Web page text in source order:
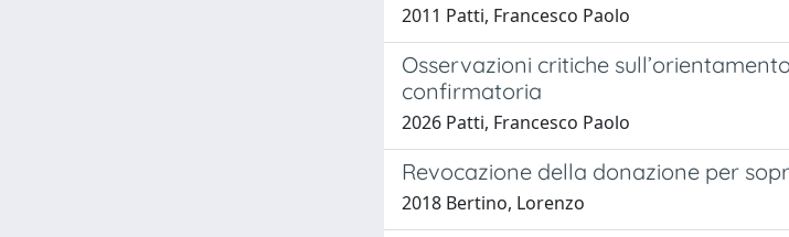
2011 Patti, Francesco Paolo
Osservazioni critiche
confirmatoria
2026 Patti, Francesco Paolo
Revocazione della donazione per
2018 Bertino, Lorenzo